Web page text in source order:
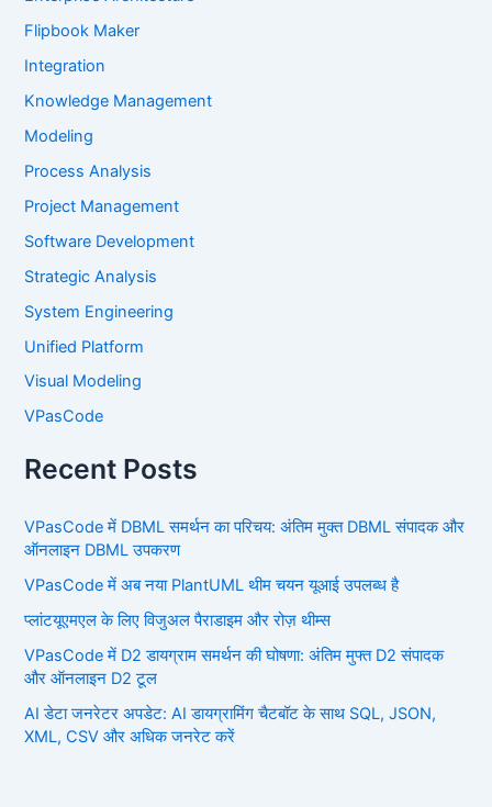
Flipbook Maker
Integration
Knowledge Management
Modeling
Process Analysis
Project Management
Software Development
Strategic Analysis
System Engineering
Unified Platform
Visual Modeling
VPasCode
Recent Posts
VPasCode में DBML समर्थन का परिचय: अंतिम मुक्त DBML संपादक और
ऑनलाइन DBML उपकरण
VPasCode में अब नया PlantUML थीम चयन यूआई उपलब्ध है
प्लांटयूएमएल के लिए विजुअल पैराडाइम और रोज़ थीम्स
VPasCode में D2 डायग्राम समर्थन की घोषणा: अंतिम मुफ्त D2 संपादक
और ऑनलाइन D2 टूल
AI डेटा जनरेटर अपडेट: AI डायग्रामिंग चैटबॉट के साथ SQL, JSON,
XML, CSV और अधिक जनरेट करें